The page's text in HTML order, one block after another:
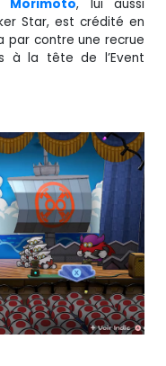
Morimoto, lui aussi
Star, est crédité en
par contre une recrue
à la tête de l’Event